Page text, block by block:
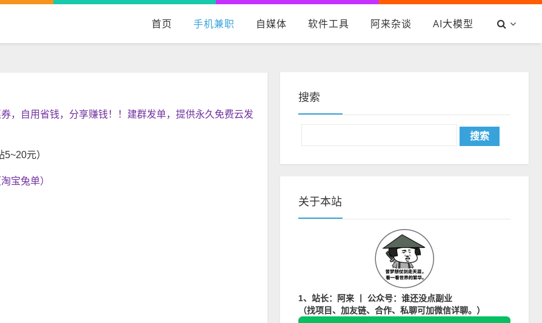
首页 手机兼职 自媒体 软件工具 阿来杂谈 AI大模型
，自用省钱，分享赚钱！！建群发单，提供永久免费云发
元）
淘宝兔单）
搜索
关于本站
1、站长：阿来 丨 公众号：谁还没点副业
（找项目、加友链、合作、私聊可加微信详聊。）